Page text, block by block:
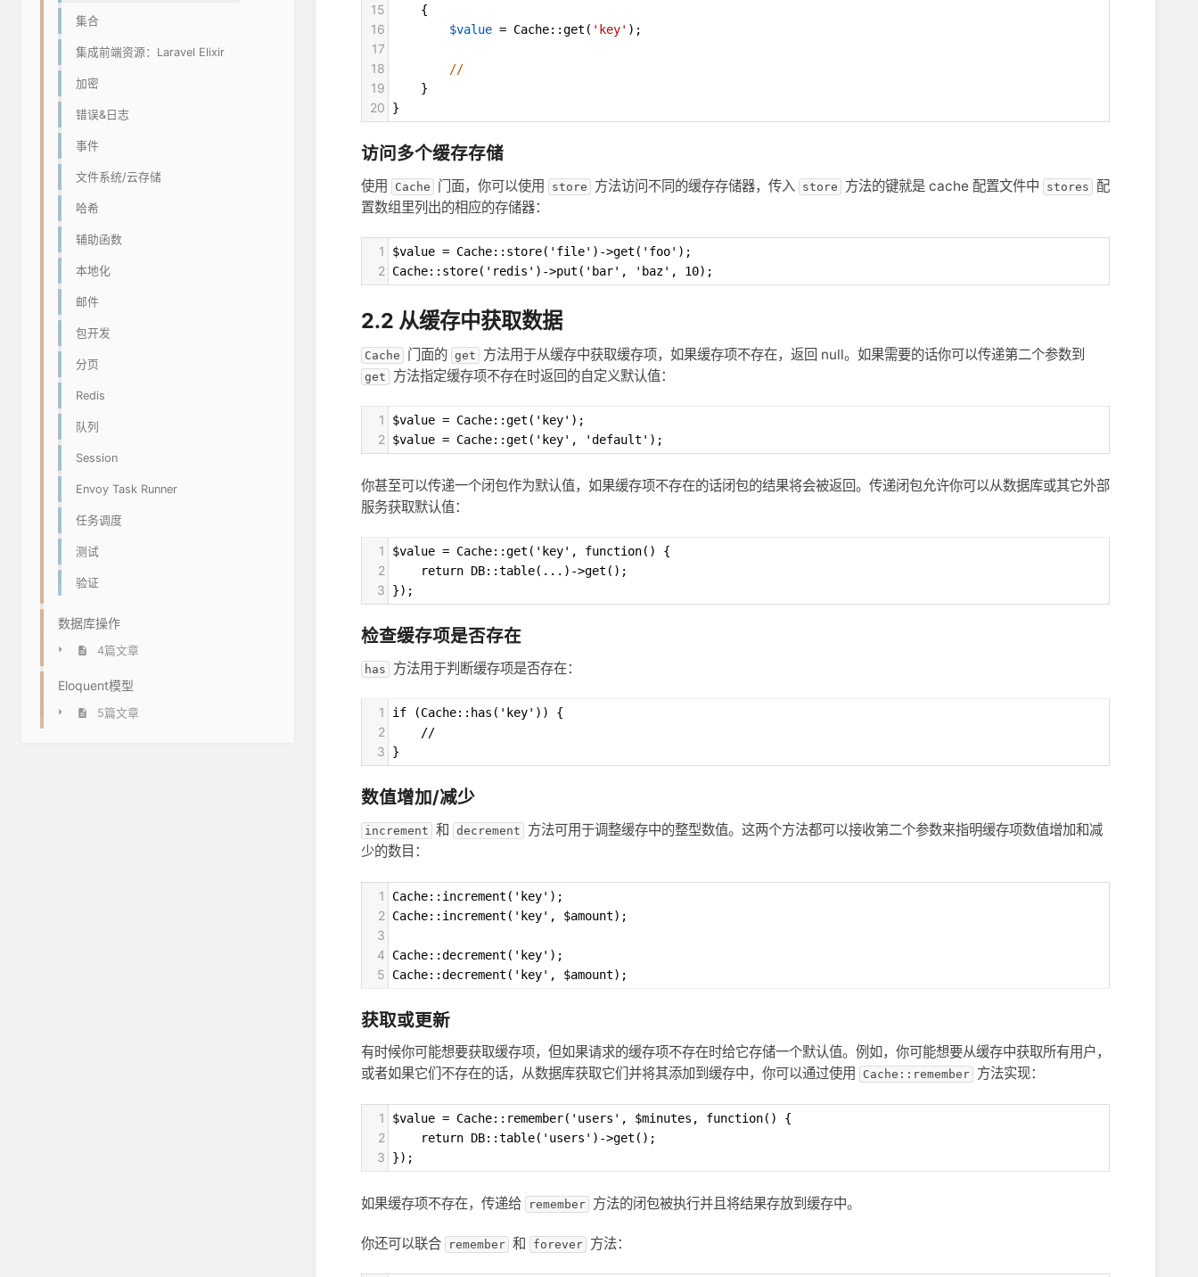
集合
集成前端资源：Laravel Elixir
加密
错误&日志
事件
文件系统/云存储
哈希
辅助函数
本地化
邮件
包开发
分页
Redis
队列
Session
Envoy Task Runner
任务调度
测试
验证
数据库操作
4篇文章
Eloquent模型
5篇文章
15
    {
16 $value = Cache::get ( 'key' );
17
18
//
19
    }
20 }
访问多个缓存存储
使用 Cache 门面，你可以使用 store 方法访问不同的缓存存储器，传入 store 方法的键就是 cache 配置文件中 stores
配
置数组里列出的相应的存储器：
1 $value = Cache::store('file')->get('foo');
2 Cache::store('redis')->put('bar', 'baz', 10);
2.2 从缓存中获取数据
Cache 门面的 get 方法用于从缓存中获取缓存项，如果缓存项不存在，返回 null。如果需要的话你可以传递第二个参数到
get 方法指定缓存项不存在时返回的自定义默认值：
1 $value = Cache::get('key');
2 $value = Cache::get('key', 'default');
你甚至可以传递一个闭包作为默认值，如果缓存项不存在的话闭包的结果将会被返回。传递闭包允许你可以从数据库或其它外部
服务获取默认值：
1 $value = Cache::get('key', function() {
2
    return DB::table(...)->get();
3 });
检查缓存项是否存在
has 方法用于判断缓存项是否存在：
1 if (Cache::has('key')) {
2
    //
3 }
数值增加/减少
increment 和 decrement
方法可用于调整缓存中的整型数值。这两个方法都可以接收第二个参数来指明缓存项数值增加和减
少的数目：
1 Cache::increment('key');
2 Cache::increment('key', $amount);
3
4
Cache::decrement('key');
5 Cache::decrement('key', $amount);
获取或更新
有时候你可能想要获取缓存项，但如果请求的缓存项不存在时给它存储一个默认值。例如，你可能想要从缓存中获取所有用户，
或者如果它们不存在的话，从数据库获取它们并将其添加到缓存中，你可以通过使用
Cache::remember 方法实现：
1 $value = Cache::remember('users', $minutes, function() {
2
    return DB::table('users')->get();
3 });
如果缓存项不存在，传递给 remember 方法的闭包被执行并且将结果存放到缓存中。
你还可以联合 remember 和 forever 方法：